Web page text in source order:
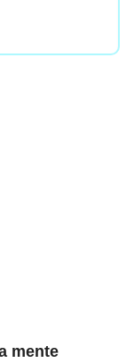
mente